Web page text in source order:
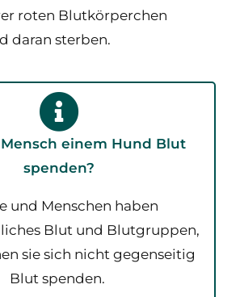
roten Blutkörperchen
daran sterben.
einem Hund Blut
spenden?
und Menschen haben
Blut und Blutgruppen,
sie sich nicht gegenseitig
Blut spenden.